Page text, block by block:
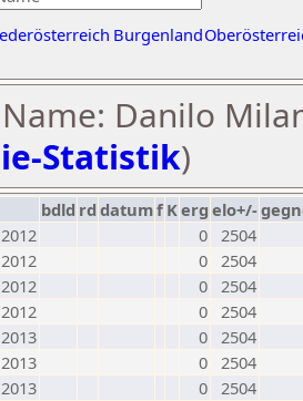
Burgenland
Danilo
Statistik)
bdld rd datumf Kerg elo+/-
0 2504
0 2504
0 2504
0 2504
0 2504
0 2504
0 2504